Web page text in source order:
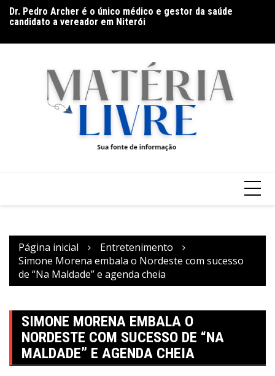
para
conteúdo
Dr. Pedro Archer é o único médico e gestor da saúde
candidato a vereador em Niterói
Página inicial
Entretenimento
Simone Morena embala o Nordeste com sucesso
de “Na Maldade” e agenda cheia
SIMONE MORENA EMBALA O
NORDESTE COM SUCESSO DE “NA
MALDADE” E AGENDA CHEIA